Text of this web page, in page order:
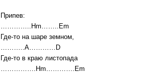
Припев:
…………..Hm……..Em
Где-то на шаре земном,
………..A…………D
Где-то в краю листопада
…………….Hm………….Em